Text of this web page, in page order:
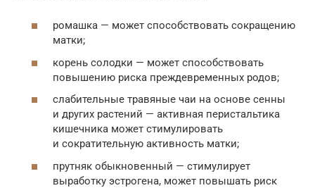
ромашка — может способствовать сокращению
матки;
корень солодки — может способствовать
повышению риска преждевременных родов;
слабительные травяные чаи на основе сенны
и других растений — активная перистальтика
кишечника может стимулировать
и сократительную активность матки;
прутняк обыкновенный — стимулирует
выработку эстрогена, может повышать риск